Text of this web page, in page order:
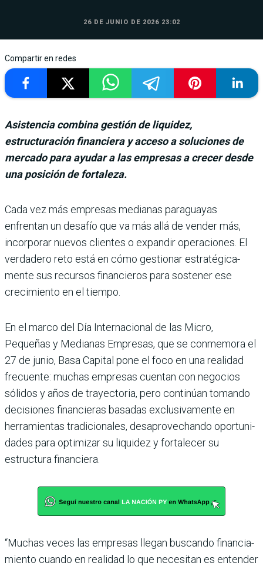
26 DE JUNIO DE 2026 23:02
Compartir en redes
Asistencia combina gestión de liquidez,
estructuración financiera y acceso a soluciones de
mercado para ayudar a las empresas a crecer desde
una posición de fortaleza.
Cada vez más empresas media­nas paraguayas
enfrentan un desafío que va más allá de ven­der más,
incorporar nuevos clientes o expandir operacio­nes. El
verdadero reto está en cómo gestionar estratégica­
mente sus recursos financieros para sostener ese
crecimiento en el tiempo.
En el marco del Día Internacional de las Micro,
Pequeñas y Medianas Empre­sas, que se conmemora el
27 de junio, Basa Capital pone el foco en una realidad
frecuente: muchas empresas cuentan con negocios
sólidos y años de trayectoria, pero continúan tomando
decisiones financie­ras basadas exclusivamente en
herramientas tradicionales, desaprovechando oportuni­
dades para optimizar su liqui­dez y fortalecer su
estructura financiera.
“Muchas veces las empresas llegan buscando financia­
miento cuando en realidad lo que necesitan es entender